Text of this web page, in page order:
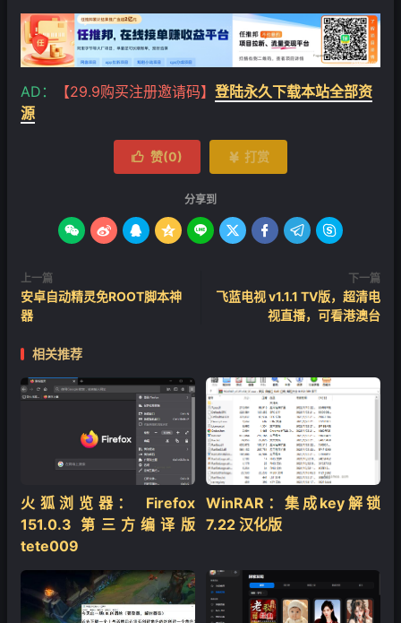
AD： 【29.9购买注册邀请码】 登陆永久下载本站全部资
源
 赞(0)  打赏
分享到
        
上一篇
安卓自动精灵免ROOT脚本神
器
下一篇
飞蓝电视 v1.1.1 TV版，超清电
视直播，可看港澳台
相关推荐
火狐浏览器： Firefox
151.0.3 第三方编译版
tete009
WinRAR：集成key解锁
7.22 汉化版